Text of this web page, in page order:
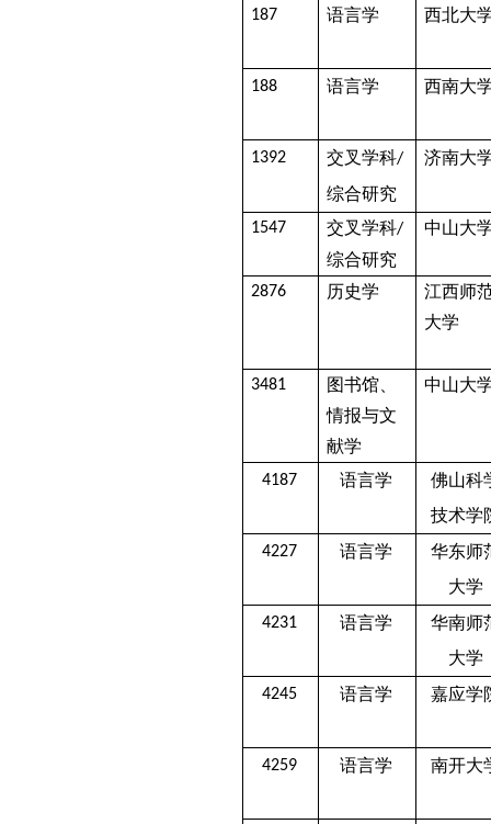
187 语言学 西北大
188 语言学 西南大
1392 交叉学科/
综合研究
济南大
1547 交叉学科/
综合研究
中山大
2876 历史学
江西师
大学
3481
图书馆、
情报与文
献学
中山大
4187 语言学
佛山科
技术学
4227 语言学
华东师
大学
4231 语言学
华南师
大学
4245 语言学 嘉应学
4259 语言学 南开大